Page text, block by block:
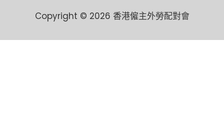
Copyright © 2026 香港僱主外勞配對會